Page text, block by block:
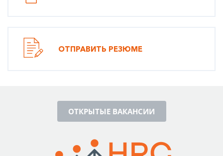
ОТПРАВИТЬ РЕЗЮМЕ
ОТКРЫТЫЕ ВАКАНСИИ